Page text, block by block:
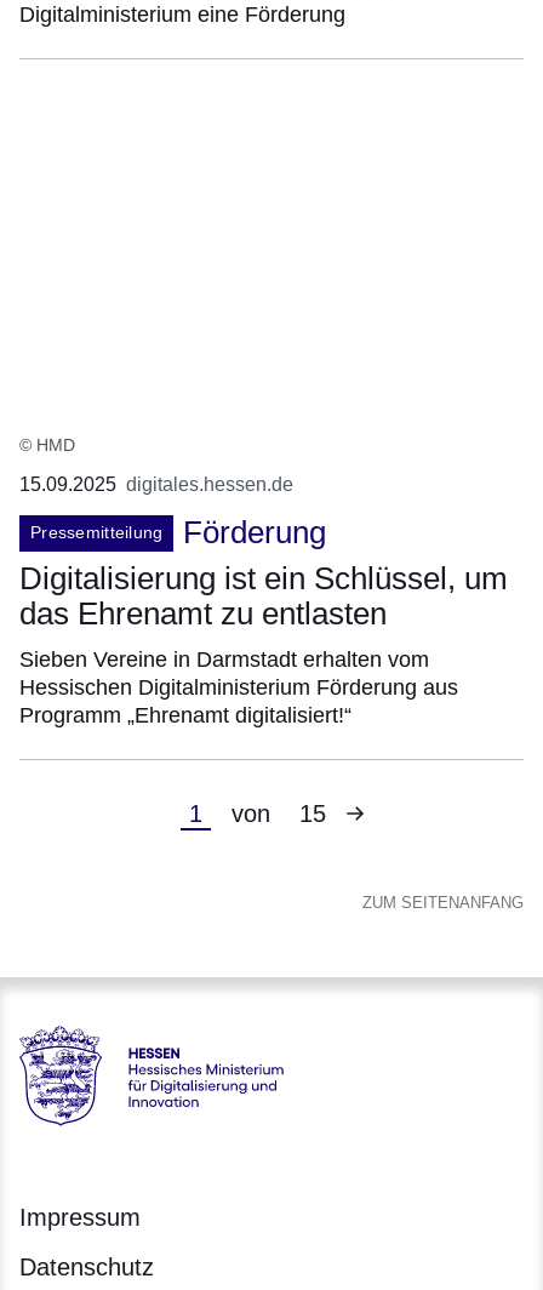
Digitalministerium eine Förderung
© HMD
15.09.2025 digitales.hessen.de
Pressemitteilung
Förderung
Digitalisierung ist ein Schlüssel, um
das Ehrenamt zu entlasten
Sieben Vereine in Darmstadt erhalten vom
Hessischen Digitalministerium Förderung aus
Programm „Ehrenamt digitalisiert!“
Aktuelle
1 von 15
Nächste
ZUM SEITENANFANG
Hessen - Hessisches Ministerium für Digitalisierung und
Impressum
Datenschutz